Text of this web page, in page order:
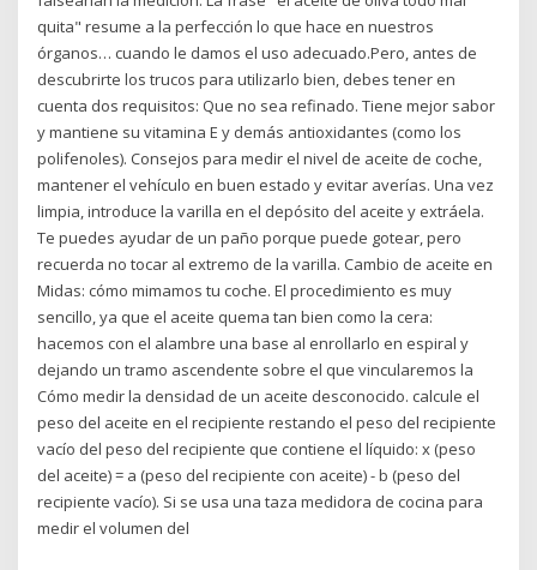
quita" resume a la perfección lo que hace en nuestros
órganos… cuando le damos el uso adecuado.Pero, antes de
descubrirte los trucos para utilizarlo bien, debes tener en
cuenta dos requisitos: Que no sea refinado. Tiene mejor sabor
y mantiene su vitamina E y demás antioxidantes (como los
polifenoles). Consejos para medir el nivel de aceite de coche,
mantener el vehículo en buen estado y evitar averías. Una vez
limpia, introduce la varilla en el depósito del aceite y extráela.
Te puedes ayudar de un paño porque puede gotear, pero
recuerda no tocar al extremo de la varilla. Cambio de aceite en
Midas: cómo mimamos tu coche. El procedimiento es muy
sencillo, ya que el aceite quema tan bien como la cera:
hacemos con el alambre una base al enrollarlo en espiral y
dejando un tramo ascendente sobre el que vincularemos la
Cómo medir la densidad de un aceite desconocido. calcule el
peso del aceite en el recipiente restando el peso del recipiente
vacío del peso del recipiente que contiene el líquido: x (peso
del aceite) = a (peso del recipiente con aceite) - b (peso del
recipiente vacío). Si se usa una taza medidora de cocina para
medir el volumen del